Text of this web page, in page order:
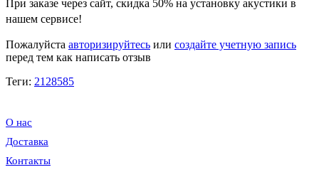
При заказе через сайт, скидка 50% на установку акустики в
нашем сервисе!
Пожалуйста авторизируйтесь или создайте учетную запись
перед тем как написать отзыв
Теги: 2128585
О нас
Доставка
Контакты